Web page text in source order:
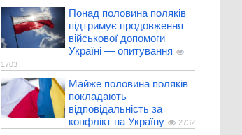
Понад половина поляків
підтримує продовження
військової допомоги
Україні — опитування
1703
Майже половина поляків
покладають
відповідальність за
конфлікт на Україну
2732